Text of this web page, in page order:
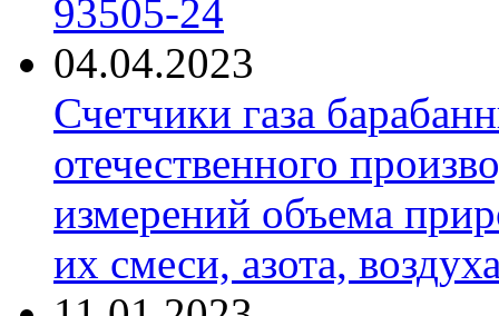
93505-24
04.04.2023
Счетчики газа
отечественного
измерений объема
их смеси, азота,